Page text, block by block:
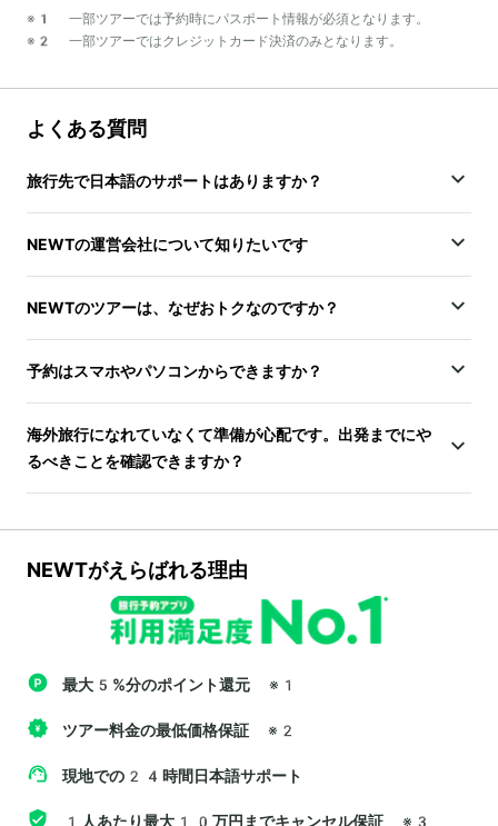
※1 一部ツアーでは予約時にパスポート情報が必須となります。
※2 一部ツアーではクレジットカード決済のみとなります。
よくある質問
旅行先で日本語のサポートはありますか？
NEWTの運営会社について知りたいです
NEWTのツアーは、なぜおトクなのですか？
予約はスマホやパソコンからできますか？
海外旅行になれていなくて準備が心配です。出発までにや
るべきことを確認できますか？
NEWTがえらばれる理由
最大5%分のポイント還元 ※1
ツアー料金の最低価格保証 ※2
現地での24時間日本語サポート
1人あたり最大10万円までキャンセル保証 ※3